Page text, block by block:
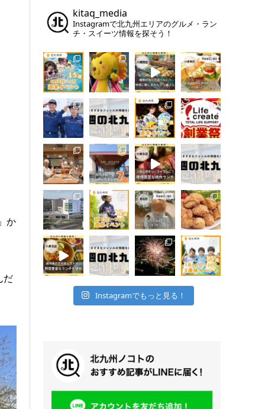
か
だ
kitaq_media
Instagramで北九州エリアのグルメ・ラン
チ・スイーツ情報を探そう！
Instagramでもっと見る！